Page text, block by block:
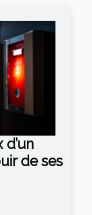
de ses